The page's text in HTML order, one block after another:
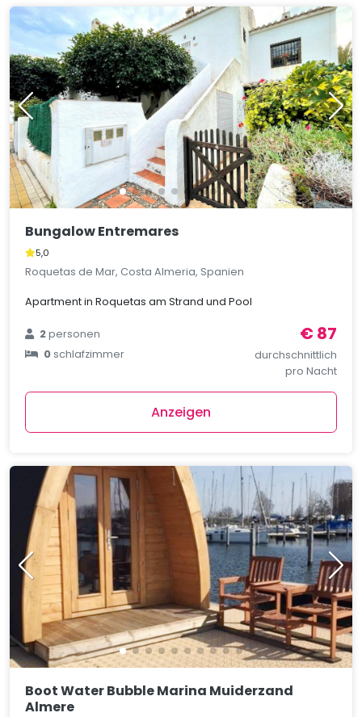
Bungalow Entremares
5,0
Roquetas de Mar, Costa Almeria, Spanien
Apartment in Roquetas am Strand und Pool
2personen
0schlafzimmer
€ 87
durchschnittlich
pro Nacht
Anzeigen
Boot Water Bubble Marina Muiderzand
Almere